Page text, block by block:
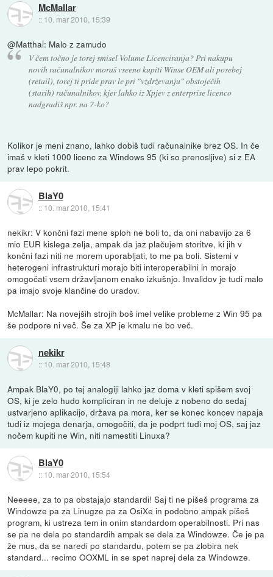
McMallar
:: 10. mar 2010, 15:39
@Matthai: Malo z zamudo
V čem točno je torej smisel Volume Licenciranja? Pri nakupu
novih računalnikov moraš vseeno kupiti Winse OEM ali posebej
(retail), torej ti pride prav le pri "vzdrževanju" obstoječih
(starih) računalnikov, kjer lahko iz Xpjev z enterprise licenco
nadgradiš npr. na 7-ko?
Kolikor je meni znano, lahko dobiš tudi računalnike brez OS. In če
imaš v kleti 1000 licenc za Windows 95 (ki so prenosljive) si z EA
prav lepo pokrit.
BlaY0
:: 10. mar 2010, 15:41
nekikr: V končni fazi mene sploh ne boli to, da oni nabavijo za 6
mio EUR kislega zelja, ampak da jaz plačujem storitve, ki jih v
končni fazi niti ne morem uporabljati, to me pa boli. Sistemi v
heterogeni infrastrukturi morajo biti interoperabilni in morajo
omogočati vsem državljanom enako izkušnjo. Invalidov je tudi malo
pa imajo svoje klančine do uradov.
McMallar: Na novejših strojih boš imel velike probleme z Win 95 pa
še podpore ni več. Še za XP je kmalu ne bo več.
nekikr
:: 10. mar 2010, 15:48
Ampak BlaY0, po tej analogiji lahko jaz doma v kleti spišem svoj
OS, ki je zelo hudo kompliciran in ne deluje z nobeno do sedaj
ustvarjeno aplikacijo, država pa mora, ker se konec koncev napaja
tudi iz mojega denarja, omogočiti, da je podprt tudi moj OS, saj jaz
nočem kupiti ne Win, niti namestiti Linuxa?
BlaY0
:: 10. mar 2010, 15:54
Neeeee, za to pa obstajajo standardi! Saj ti ne pišeš programa za
Windowze pa za Linugze pa za OsiXe in podobno ampak pišeš
program, ki ustreza tem in onim standardom operabilnosti. Pri nas
se pa ne dela po standardih ampak se dela za Windowze. Če je pa
že mus, da se naredi po standardu, potem se pa zlobira nek
standard... recimo OOXML in se spet naprej dela za Windowze.